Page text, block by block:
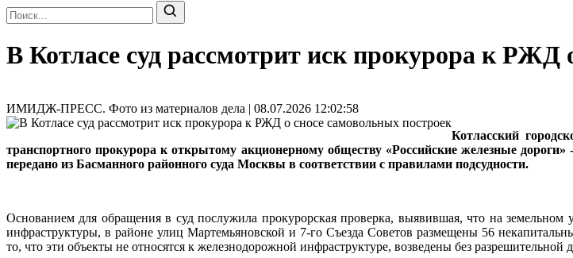
В Котласе суд рассмотрит иск прокурора к РЖД
ИМИДЖ-ПРЕСС. Фото из материалов дела | 08.07.2026 12:02:58
Котласский
транспортного прокурора к открытому акционерному обществу «Российские железные
передано из Басманного районного суда Москвы в соответствии с правилами подсудности.
Основанием для обращения в суд послужила прокурорская проверка, выявившая, что на
инфраструктуры, в районе улиц Мартемьяновской и 7-го Съезда Советов размещены 56
то, что эти объекты не относятся к железнодорожной инфраструктуре, возведены без